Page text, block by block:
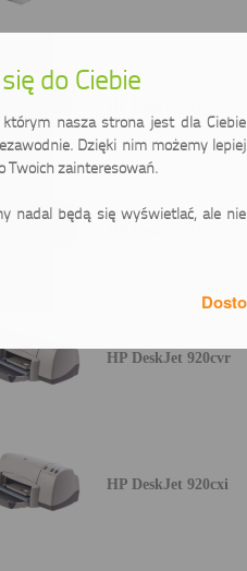
HP DeskJet 920cvr
HP DeskJet 920cxi
do Ciebie
nasza strona jest dla Ciebie
Dzięki nim możemy lepiej
Twoich zainteresowań.
nadal będą się wyświetlać, ale nie